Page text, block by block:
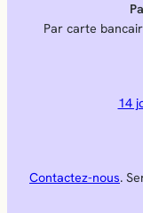
Par carte
14
Contactez-nous.